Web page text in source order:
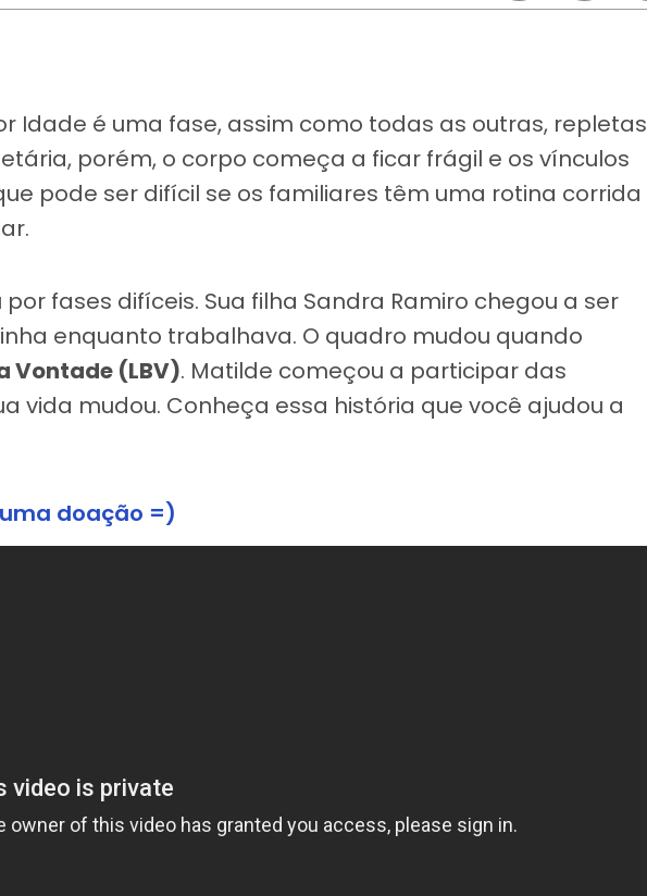
Idade é uma fase, assim como todas as outras, repletas
porém, o corpo começa a ficar frágil e os vínculos
pode ser difícil se os familiares têm uma rotina corrida
fases difíceis. Sua filha Sandra Ramiro chegou a ser
enquanto trabalhava. O quadro mudou quando
Vontade (LBV). Matilde começou a participar das
vida mudou. Conheça essa história que você ajudou a
doação =)